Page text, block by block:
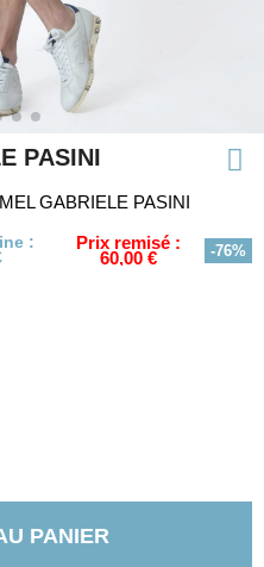
PASINI
GABRIELE PASINI
:
Prix remisé :
60,00 € -76%
PANIER